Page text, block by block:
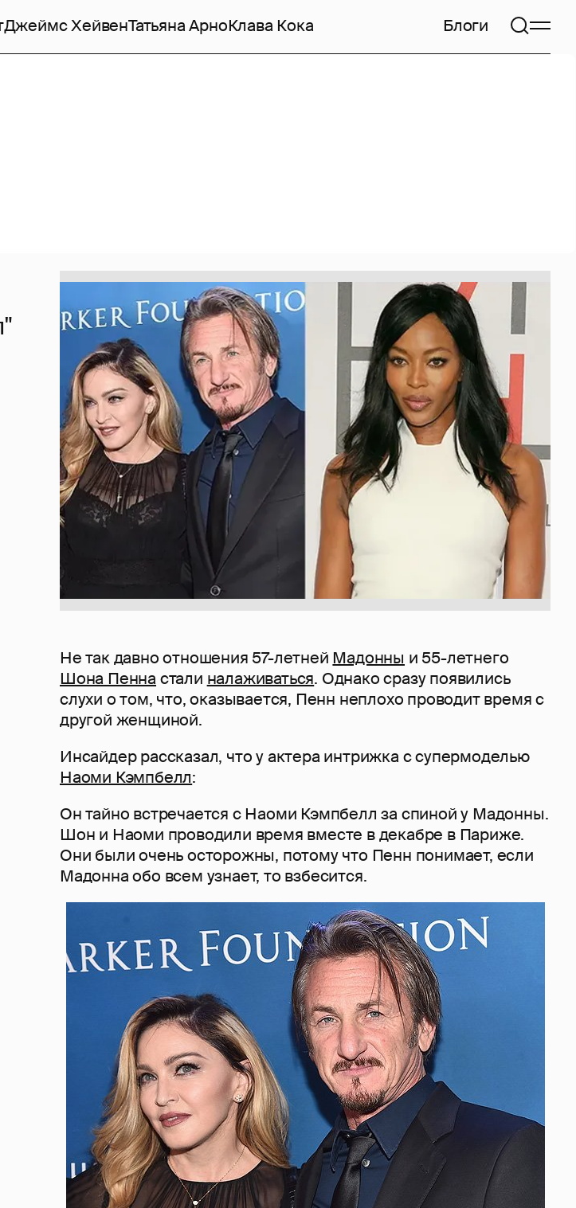
Джеймс ХейвенТатьяна АрноКлава Кока Блоги
Не так давно отношения 57-летней Мадонны и 55-летнего
Шона Пенна стали налаживаться. Однако сразу появились
слухи о том, что, оказывается, Пенн неплохо проводит время с
другой женщиной.
Инсайдер рассказал, что у актера интрижка с супермоделью
Наоми Кэмпбелл:
Он тайно встречается с Наоми Кэмпбелл за спиной у Мадонны.
Шон и Наоми проводили время вместе в декабре в Париже.
Они были очень осторожны, потому что Пенн понимает, если
Мадонна обо всем узнает, то взбесится.